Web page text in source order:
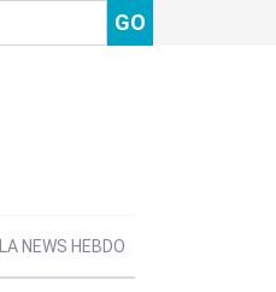
GO
LA NEWS HEBDO